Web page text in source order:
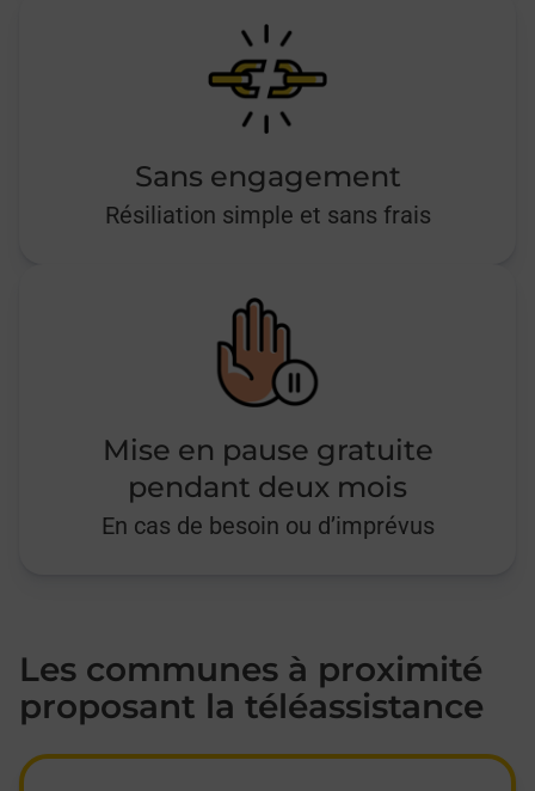
Sans engagement
Résiliation simple et sans frais
Mise en pause gratuite
pendant deux mois
En cas de besoin ou d’imprévus
Les communes à proximité
proposant la téléassistance